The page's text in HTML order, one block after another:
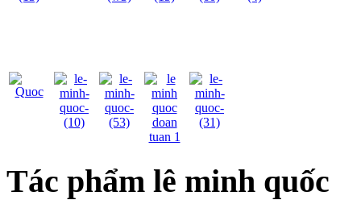
Tác phẩm lê minh quốc